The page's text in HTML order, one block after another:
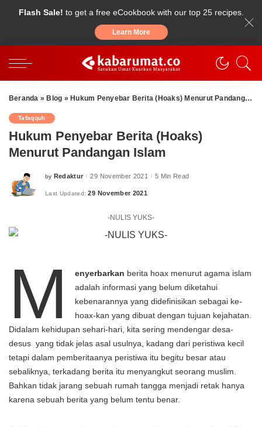
Flash Sale! to get a free eCookbook with our top 25 recipes.
Learn More
Beranda » Blog » Hukum Penyebar Berita (Hoaks) Menurut Pandangan Islam
Tafaqquh
Hukum Penyebar Berita (Hoaks)
Menurut Pandangan Islam
Posted
by Redaktur 29 November 2021 5 Min Read
Last Updated: 29 November 2021
-NULIS YUKS-
M enyerbarkan berita hoax menurut agama islam
adalah informasi yang belum diketahui
kebenarannya yang didefinisikan sebagai ke-
hoax-kan yang dibuat dengan tujuan kejahatan.
Didalam kehidupan sehari-hari, kita sering mendengar desa-
desus yang tidak jelas asal usulnya, kadang dari peristiwa kecil
tetapi dalam pemberitaanya peristiwa itu begitu besar atau
sebaliknya, terkadang berita itu menyangkut seorang muslim.
Bahkan tidak jarang sebuah rumah tangga menjadi retak hanya
karena sebuah berita yang belum tentu benar.